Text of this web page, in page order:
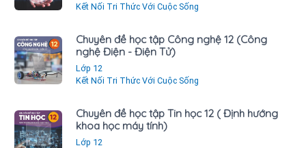
Kết Nối Tri Thức Với Cuộc Sống
Chuyên đề học tập Công nghệ 12 (Công
nghệ Điện - Điện Tử)
Lớp 12
Kết Nối Tri Thức Với Cuộc Sống
Chuyên đề học tập Tin học 12 ( Định hướng
khoa học máy tính)
Lớp 12